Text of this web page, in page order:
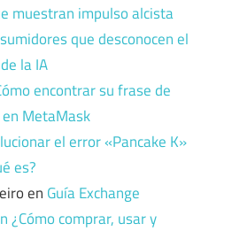
muestran impulso alcista
que desconocen el
la IA
encontrar su frase de
MetaMask
el error «Pancake K»
es?
en Guía Exchange
¿Cómo comprar, usar y